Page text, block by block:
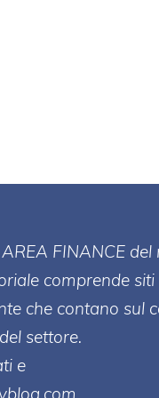
FINANCE del
comprende
che contano sul
settore.
e